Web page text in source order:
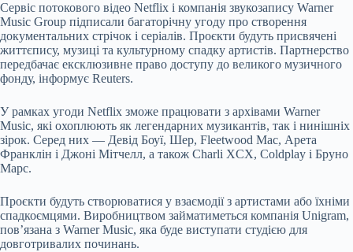
Сервіс потокового відео Netflix і компанія звукозапису Warner
Music Group підписали багаторічну угоду про створення
документальних стрічок і серіалів. Проєкти будуть присвячені
життєпису, музиці та культурному спадку артистів. Партнерство
передбачає ексклюзивне право доступу до великого музичного
фонду, інформує Reuters.
У рамках угоди Netflix зможе працювати з архівами Warner
Music, які охоплюють як легендарних музикантів, так і нинішніх
зірок. Серед них — Девід Боуї, Шер, Fleetwood Mac, Арета
Франклін і Джоні Мітчелл, а також Charli XCX, Coldplay і Бруно
Марс.
Проєкти будуть створюватися у взаємодії з артистами або їхніми
спадкоємцями. Виробництвом займатиметься компанія Unigram,
пов’язана з Warner Music, яка буде виступати студією для
довготривалих починань.